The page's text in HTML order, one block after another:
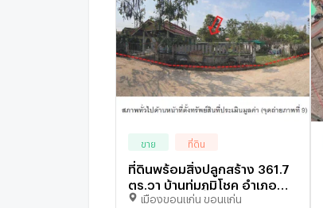
ขาย ที่ดิน
ที่ดินพร้อมสิ่งปลูกสร้าง 361.7
ตร.วา บ้านทุ่มภูมิโชค อำเภอ
เมืองขอนแก่น จังหวัดขอนแก่น
เมืองขอนแก่น ขอนแก่น